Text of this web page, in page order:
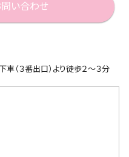
問い合わせ
（３番出口）より徒歩２～３分